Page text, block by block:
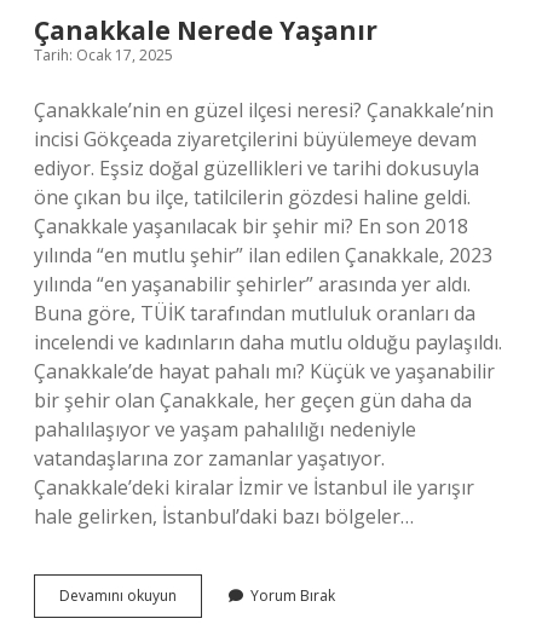
Çanakkale Nerede Yaşanır
Tarih: Ocak 17, 2025
Çanakkale’nin en güzel ilçesi neresi? Çanakkale’nin
incisi Gökçeada ziyaretçilerini büyülemeye devam
ediyor. Eşsiz doğal güzellikleri ve tarihi dokusuyla
öne çıkan bu ilçe, tatilcilerin gözdesi haline geldi.
Çanakkale yaşanılacak bir şehir mi? En son 2018
yılında “en mutlu şehir” ilan edilen Çanakkale, 2023
yılında “en yaşanabilir şehirler” arasında yer aldı.
Buna göre, TÜİK tarafından mutluluk oranları da
incelendi ve kadınların daha mutlu olduğu paylaşıldı.
Çanakkale’de hayat pahalı mı? Küçük ve yaşanabilir
bir şehir olan Çanakkale, her geçen gün daha da
pahalılaşıyor ve yaşam pahalılığı nedeniyle
vatandaşlarına zor zamanlar yaşatıyor.
Çanakkale’deki kiralar İzmir ve İstanbul ile yarışır
hale gelirken, İstanbul’daki bazı bölgeler…
Devamını okuyun Çanakkale
Nerede
Yorum Bırak